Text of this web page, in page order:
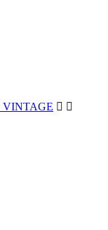
VINTAGE  